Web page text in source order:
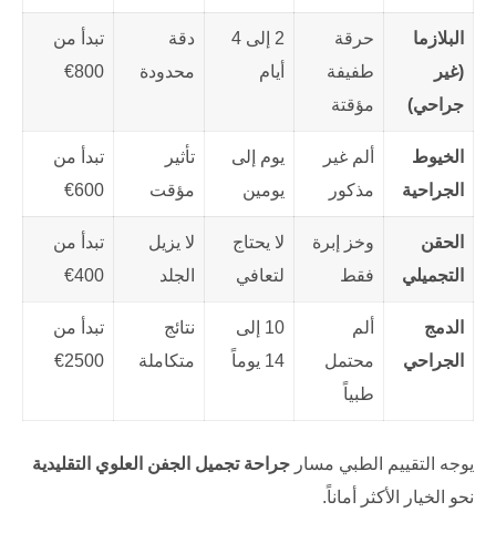
البلازما
(غير
جراحي)
حرقة
طفيفة
مؤقتة
2 إلى 4
أيام
دقة
محدودة
تبدأ من
800€
الخيوط
الجراحية
ألم غير
مذكور
يوم إلى
يومين
تأثير
مؤقت
تبدأ من
600€
الحقن
التجميلي
وخز إبرة
فقط
لا يحتاج
لتعافي
لا يزيل
الجلد
تبدأ من
400€
الدمج
الجراحي
ألم
محتمل
طبياً
10 إلى
14 يوماً
نتائج
متكاملة
تبدأ من
2500€
يوجه التقييم الطبي مسار جراحة تجميل الجفن العلوي التقليدية
نحو الخيار الأكثر أماناً.